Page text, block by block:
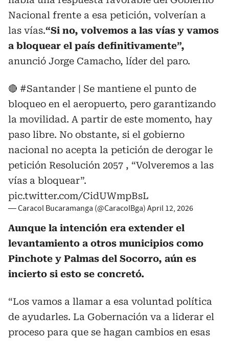
Nacional frente a esa petición, volverían a
las vías.“Si no, volvemos a las vías y vamos
a bloquear el país definitivamente”,
anunció Jorge Camacho, líder del paro.
🔴 #Santander | Se mantiene el punto de
bloqueo en el aeropuerto, pero garantizando
la movilidad. A partir de este momento, hay
paso libre. No obstante, si el gobierno
nacional no acepta la petición de derogar le
petición Resolución 2057 , “Volveremos a las
vías a bloquear”.
pic.twitter.com/CidUWmpBsL
— Caracol Bucaramanga (@CaracolBga) April 12, 2026
Aunque la intención era extender el
levantamiento a otros municipios como
Pinchote y Palmas del Socorro, aún es
incierto si esto se concretó.
“Los vamos a llamar a esa voluntad política
de ayudarles. La Gobernación va a liderar el
proceso para que se hagan cambios en esas